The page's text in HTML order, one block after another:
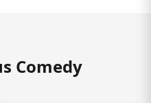
Comedy